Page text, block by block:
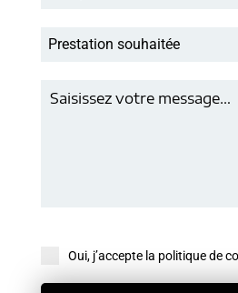
Prestation souhaitée
Oui, j’accepte la politique de